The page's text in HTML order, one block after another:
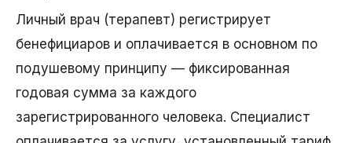
Личный врач (терапевт) регистрирует
бенефициаров и оплачивается в основном по
подушевому принципу — фиксированная
годовая сумма за каждого
зарегистрированного человека. Специалист